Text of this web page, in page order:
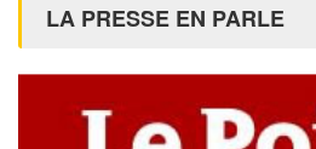
LA PRESSE EN PARLE